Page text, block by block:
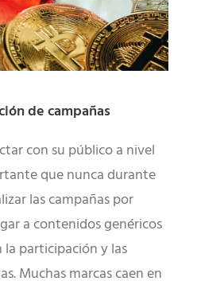
de campañas
con su público a nivel
que nunca durante
las campañas por
a contenidos genéricos
la participación y las
Muchas marcas caen en